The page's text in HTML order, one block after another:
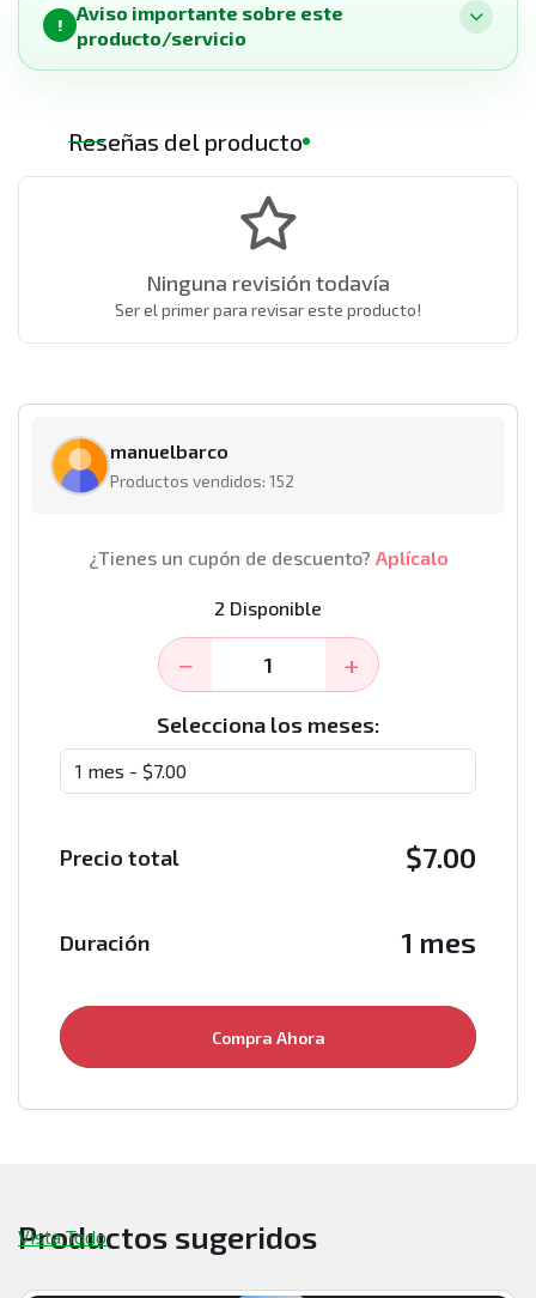
!
Aviso importante sobre este
producto/servicio
Reseñas del producto
Ninguna revisión todavía
Ser el primer para revisar este producto!
manuelbarco
Productos vendidos: 152
¿Tienes un cupón de descuento? Aplícalo
2 Disponible
− +
Selecciona los meses:
Precio total $7.00
Duración 1 mes
Compra Ahora
Productos sugeridos
Vista Todo